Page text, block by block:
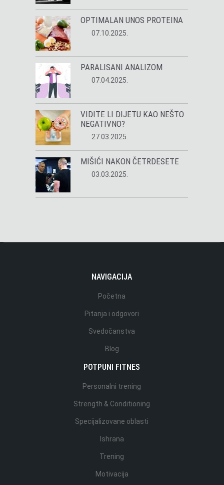
OPTIMALAN UNOS PROTEINA
07.10.2025.
PARALISANI ANALIZOM
07.04.2025.
VIDITE LI DIJETU KAO NEŠTO
NEGATIVNO?
27.03.2025.
MIŠIĆI NAKON ČETRDESETE
03.03.2025.
NAVIGACIJA
Početna
Pitanja i odgovori
Svedočanstva
Blog
POTPUNI FITNES
Personalni trening
Strength & Conditioning
Specijalizovane oblasti
Ishrana
Trening
Motivacija